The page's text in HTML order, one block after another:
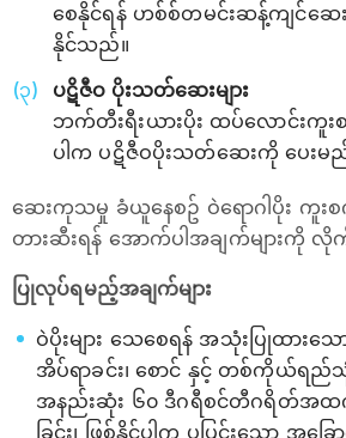
စေနိုင်ရန် ဟစ်စ်တမင်းဆန့်ကျင်ဆေးဝ
နိုင်သည်။
ပဋိဇီဝ ပိုးသတ်ဆေးများ
ဘက်တီးရီးယားပိုး ထပ်လောင်း
ပါက ပဋိဇီဝပိုးသတ်ဆေးကို ပေးမ
ဆေးကုသမှု ခံယူနေစဥ် ဝဲရောဂါပိုး ကူးစ
တားဆီးရန် အောက်ပါအချက်များကို
ပြုလုပ်ရမည့်အချက်များ
ဝဲပိုးများ သေစေရန် အသုံးပြုထားသ
အိပ်ရာခင်း၊ စောင် နှင့် တစ်ကိုယ်ရည်သုံ
အနည်းဆုံး ၆၀ ဒီဂရီစင်တီဂရိတ်အထက်
ခြင်း၊ ဖြစ်နိုင်ပါက ပူပြင်းသော အခ